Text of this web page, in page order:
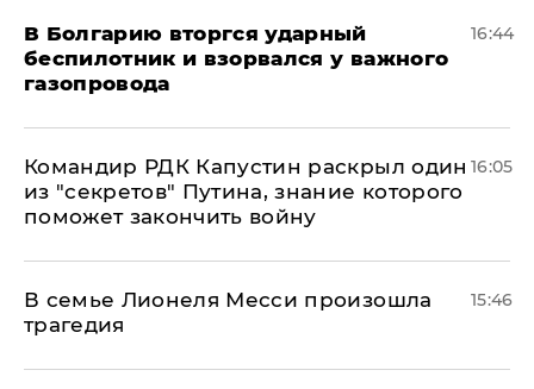
В Болгарию вторгся ударный
беспилотник и взорвался у важного
газопровода
16:44
Командир РДК Капустин раскрыл один
из "секретов" Путина, знание которого
поможет закончить войну
16:05
В семье Лионеля Месси произошла
трагедия
15:46